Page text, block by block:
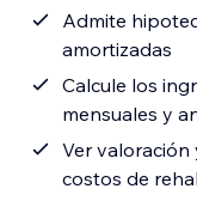
Admite
amortizadas
Calcule los
mensuales y
Ver
costos de